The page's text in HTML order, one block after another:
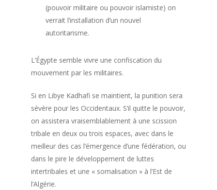
(pouvoir militaire ou pouvoir islamiste) on
verrait l’installation d’un nouvel
autoritarisme.
L’Égypte semble vivre une confiscation du
mouvement par les militaires.
Si en Libye Kadhafi se maintient, la punition sera
sévère pour les Occidentaux. S’il quitte le pouvoir,
on assistera vraisemblablement à une scission
tribale en deux ou trois espaces, avec dans le
meilleur des cas l’émergence d’une fédération, ou
dans le pire le développement de luttes
intertribales et une « somalisation » à l’Est de
l’Algérie.